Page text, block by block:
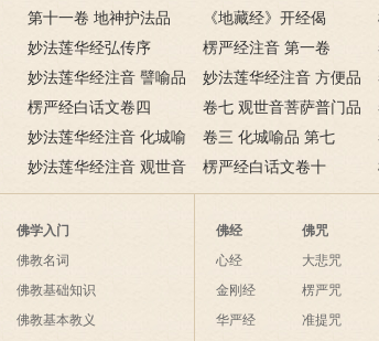
第十一卷 地神护法品
《地藏经》开经偈
妙法莲华经弘传序 楞严经注音 第一卷
妙法莲华经注音 譬喻品
第三
妙法莲华经注音 方便品
第二
楞严经白话文卷四
卷七 观世音菩萨普门品
第二十五
妙法莲华经注音 化城喻
品第七
卷三 化城喻品 第七
妙法莲华经注音 观世音
菩萨普门品第二十五
楞严经白话文卷十
佛学入门
佛教名词
佛教基础知识
佛教基本教义
佛经
心经
金刚经
华严经
佛咒
大悲咒
楞严咒
准提咒